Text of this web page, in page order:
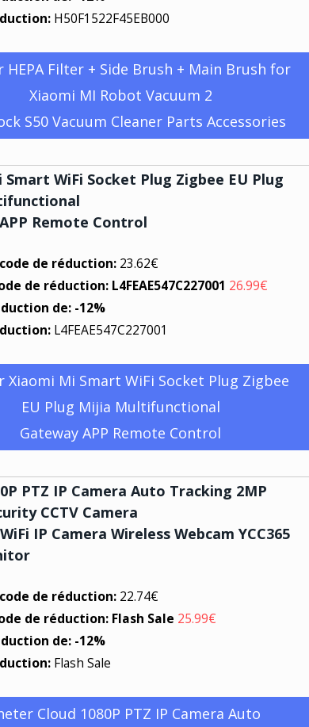
H50F1522F45EB000
HEPA Filter + Side Brush + Main Brush for
Xiaomi MI Robot Vacuum 2
S50 Vacuum Cleaner Parts Accessories
WiFi Socket Plug Zigbee EU Plug
Remote Control
de réduction: 23.62€
de réduction: L4FEAE547C227001 26.99€
de: -12%
L4FEAE547C227001
Xiaomi Mi Smart WiFi Socket Plug Zigbee
EU Plug Mijia Multifunctional
Gateway APP Remote Control
PTZ IP Camera Auto Tracking 2MP
CCTV Camera
IP Camera Wireless Webcam YCC365
de réduction: 22.74€
de réduction: Flash Sale 25.99€
de: -12%
Flash Sale
Cloud 1080P PTZ IP Camera Auto